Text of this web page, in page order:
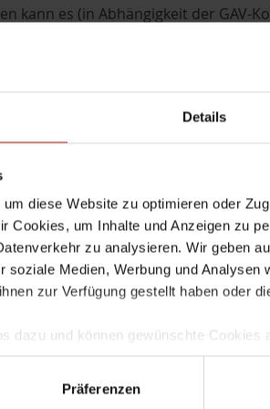
Details
diese Website zu optimieren oder
Cookies, um Inhalte und Anzeigen zu
zu analysieren. Wir geben
soziale Medien, Werbung und Analysen
zur Verfügung gestellt haben oder
dazu und können gewünschte Cookies
und zur Speicherung Ihrer Daten
gesetzt, wenn Sie auf "Ablehnen"
Präferenzen
kann es (in Abhängigkeit der
Box startet den Daemon neu, und
zum gleichen Ergebnis,
die passive Box vorher gebootet
Update auf die Fireware Version
, Fireware 12.3.1 Gateway Antivirus, GAV,scand ,
zum
Werner Maier